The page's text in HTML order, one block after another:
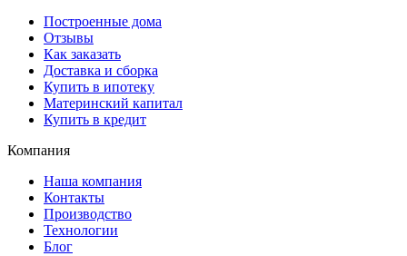
Построенные дома
Отзывы
Как заказать
Доставка и сборка
Купить в ипотеку
Материнский капитал
Купить в кредит
Компания
Наша компания
Контакты
Производство
Технологии
Блог